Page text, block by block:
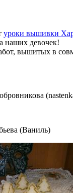
уроки вышивки
наших девочек!
вышитых в
(Ваниль)